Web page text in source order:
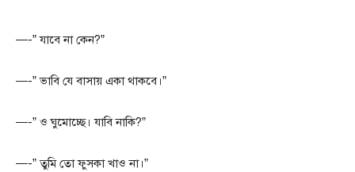
—-” যাবে না কেন?”
—-” ভাবি যে বাসায় একা থাকবে।”
—-” ও ঘুমোচ্ছে। যাবি নাকি?”
—-” তুমি তো ফুসকা খাও না।”